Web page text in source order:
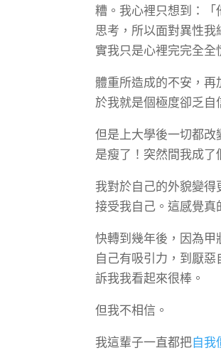
糟。我心裡只想到：
思考，所以面對異性
實我只是心裡完完全全
體重所造成的不安，
於我就是個極度卻乏自
但是上大學後一切都
是瘦了！突然間我成
我對於自己的外貌變
接受我自己。這感覺真
快轉到幾年後，因為
自己有吸引力，到厭
訴我我看起來很棒。
但我不相信。
我這輩子一直都把自我